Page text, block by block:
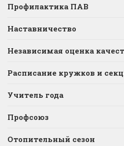
Профилактика ПАВ
Наставничество
Независимая оценка
Расписание кружков и
Учитель года
Профсоюз
Отопительный сезон